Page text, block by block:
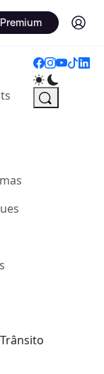
Premium Log in
Trânsito